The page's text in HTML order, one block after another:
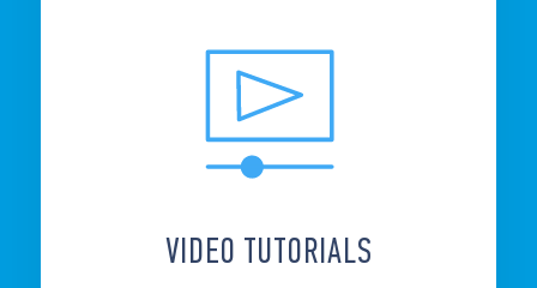
VIDEO TUTORIALS